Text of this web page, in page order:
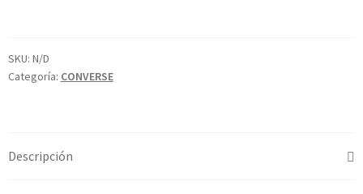
SKU: N/D
Categoría: CONVERSE
Descripción